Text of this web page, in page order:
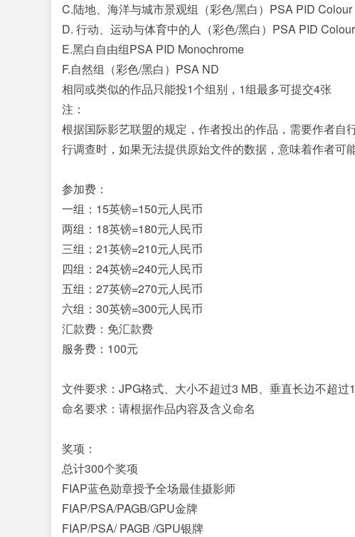
C.陆地、海洋与城市景观组（彩色/黑白）PSA PID Colour
D. 行动、运动与体育中的人（彩色/黑白）PSA PID Colour
E.黑白自由组PSA PID Monochrome
F.自然组（彩色/黑白）PSA ND
相同或类似的作品只能投1个组别，1组最多可提交4张
注：
根据国际影艺联盟的规定，作者投出的作品，需要作者
行调查时，如果无法提供原始文件的数据，意味着作者可
参加费：
一组：15英镑=150元人民币
两组：18英镑=180元人民币
三组：21英镑=210元人民币
四组：24英镑=240元人民币
五组：27英镑=270元人民币
六组：30英镑=300元人民币
汇款费：免汇款费
服务费：100元
文件要求：JPG格式、大小不超过3 MB、垂直长边不超
命名要求：请根据作品内容及含义命名
奖项：
总计300个奖项
FIAP蓝色勋章授予全场最佳摄影师
FIAP/PSA/PAGB/GPU金牌
FIAP/PSA/ PAGB /GPU银牌